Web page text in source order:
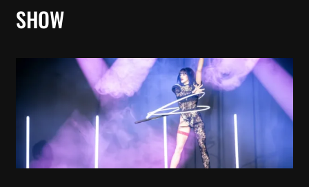
SHOW